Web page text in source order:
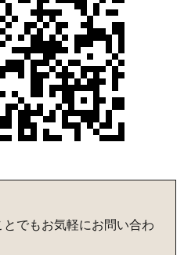
でもお気軽にお問い合わ